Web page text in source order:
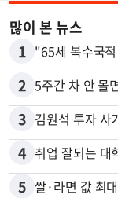
많이 본 뉴스
1
2 5주간 차 안 몰
3 김원석 투자 사
4 취업 잘되는
5 쌀·라면 값 최